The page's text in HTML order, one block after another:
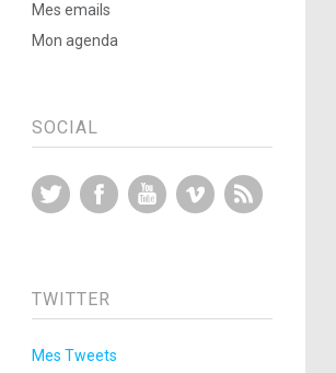
Mes emails
Mon agenda
SOCIAL
Twitter FacebookYouTubeVimeo
TWITTER
Mes Tweets